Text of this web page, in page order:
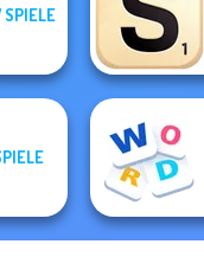
Fish Stab Getting
Big
SPIELE